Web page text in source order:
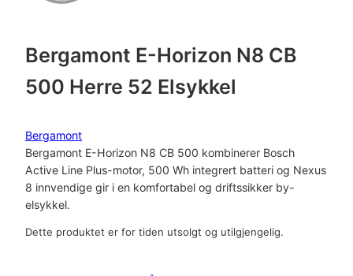
Bergamont E-Horizon N8 CB
500 Herre 52 Elsykkel
Bergamont
Bergamont E-Horizon N8 CB 500 kombinerer Bosch
Active Line Plus-motor, 500 Wh integrert batteri og Nexus
8 innvendige gir i en komfortabel og driftssikker by-
elsykkel.
Dette produktet er for tiden utsolgt og utilgjengelig.